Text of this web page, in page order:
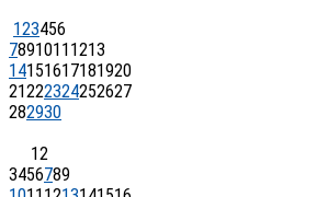
123456
7891011 1213
14151617181920
21222324252627
282930
12
3456789